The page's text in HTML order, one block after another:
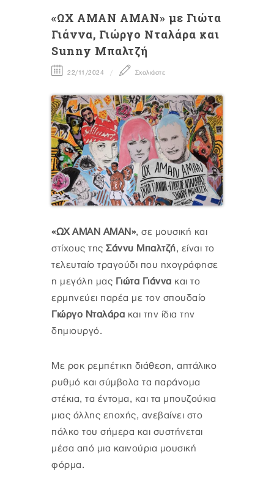
«ΩΧ ΑΜΑΝ ΑΜΑΝ» με Γιώτα
Γιάννα, Γιώργο Νταλάρα και
Sunny Μπαλτζή
22/11/2024 Σχολιάστε
«ΩΧ ΑΜΑΝ ΑΜΑΝ», σε μουσική και
στίχους της Σάννυ Μπαλτζή, είναι το
τελευταίο τραγούδι που ηχογράφησε
η μεγάλη μας Γιώτα Γιάννα και το
ερμηνεύει παρέα με τον σπουδαίο
Γιώργο Νταλάρα και την ίδια την
δημιουργό.
Με ροκ ρεμπέτικη διάθεση, απτάλικο
ρυθμό και σύμβολα τα παράνομα
στέκια, τα έντομα, και τα μπουζούκια
μιας άλλης εποχής, ανεβαίνει στο
πάλκο του σήμερα και συστήνεται
μέσα από μια καινούρια μουσική
φόρμα.